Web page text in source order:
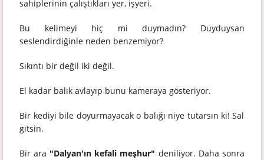
sahiplerinin çalıştıkları yer, işyeri.
Bu kelimeyi hiç mi duymadın? Duyduysan
seslendirdiğinle neden benzemiyor?
Sıkıntı bir değil iki değil.
El kadar balık avlayıp bunu kameraya gösteriyor.
Bir kediyi bile doyurmayacak o balığı niye tutarsın ki! Sal
gitsin.
Bir ara "Dalyan'ın kefali meşhur" deniliyor. Daha sonra